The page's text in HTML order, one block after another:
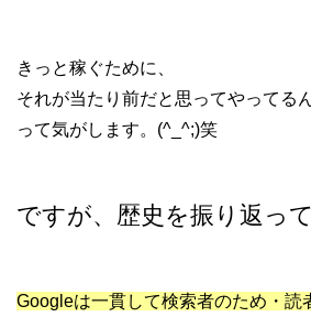
きっと稼ぐために、
それが当たり前だと思ってやってる
って気がします。(^_^;)笑
ですが、歴史を振り返っ
Googleは一貫して検索者のため・読